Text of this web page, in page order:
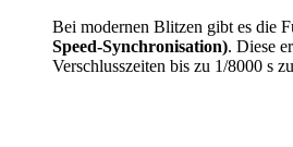
Bei modernen Blitzen gibt es die
Speed-Synchronisation). Diese
Verschlusszeiten bis zu 1/8000 s